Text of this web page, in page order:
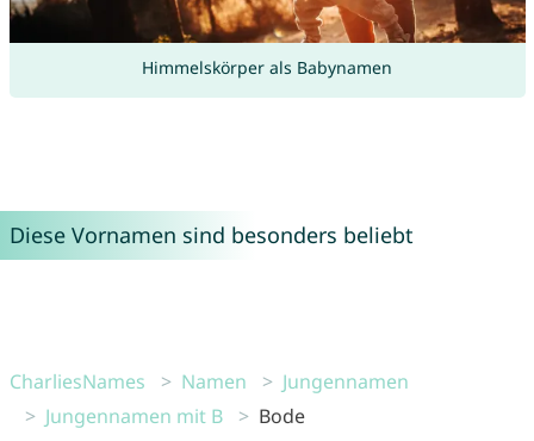
Himmelskörper als Babynamen
Diese Vornamen sind besonders beliebt
CharliesNames Namen
Jungennamen
Jungennamen mit B
Bode